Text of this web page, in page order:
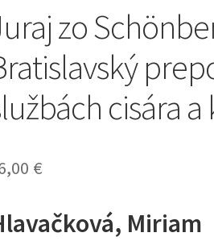
zo
cisára a
€
Miriam